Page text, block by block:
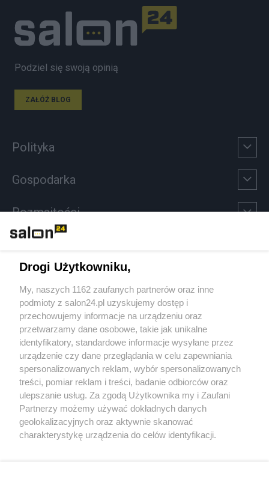
Podziel się swoją opinią
ZAŁÓŻ BLOG
Polityka
Gospodarka
Rozmaitości
Sport
Społeczeństwo
Kultura
X Facebook Instagram Youtube
Drogi Użytkowniku,
My, naszych 1162 zaufanych partnerów oraz inne
podmioty z salon24.pl uzyskujemy dostęp i
przechowujemy informacje na urządzeniu oraz
przetwarzamy dane osobowe, takie jak unikalne
identyfikatory, standardowe informacje wysyłane przez
urządzenie czy dane przeglądania w celu zapewniania
spersonalizowanych reklam, wybór spersonalizowanych
treści, pomiar reklam i treści, badanie odbiorców oraz
ulepszanie usług. Za zgodą Użytkownika my i Zaufani
Partnerzy możemy używać dokładnych danych
geolokalizacyjnych oraz aktywnie skanować
charakterystykę urządzenia do celów identyfikacji.